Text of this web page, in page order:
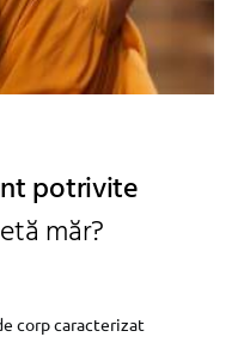
potrivite
măr?
corp caracterizat